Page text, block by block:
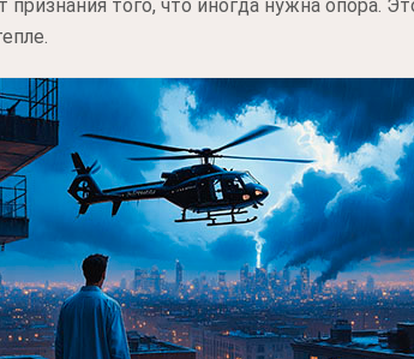
того, что иногда нужна опора.